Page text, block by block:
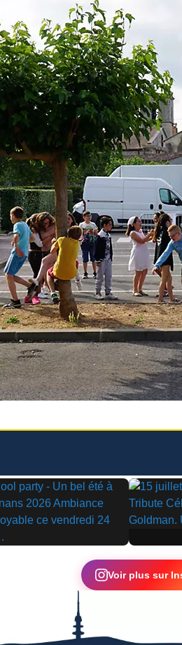
▶
Voir plus sur